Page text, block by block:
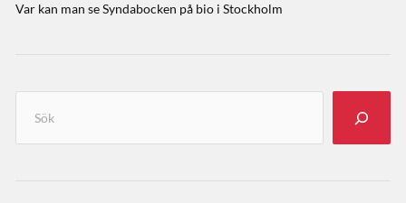
Var kan man se Syndabocken på bio i Stockholm